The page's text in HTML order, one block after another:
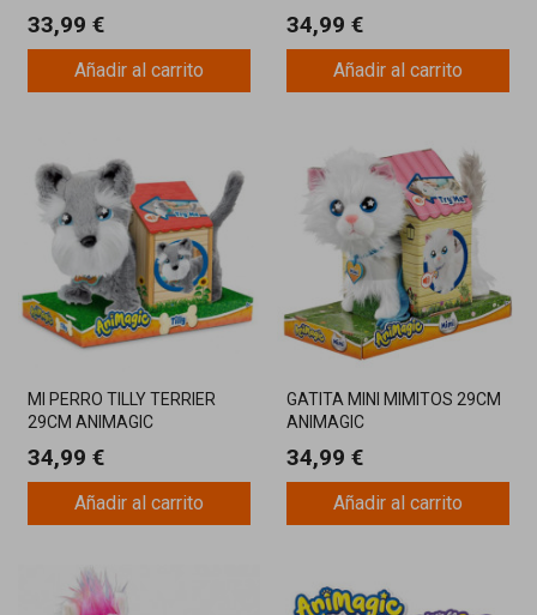
33,99 €
Añadir al carrito
34,99 €
Añadir al carrito
MI PERRO TILLY TERRIER
29CM ANIMAGIC
34,99 €
Añadir al carrito
GATITA MINI MIMITOS 29CM
ANIMAGIC
34,99 €
Añadir al carrito